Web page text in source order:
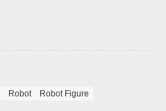
Robot Robot Figure